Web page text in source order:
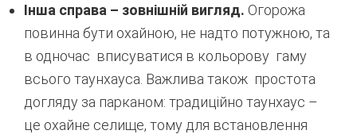
Інша справа – зовнішній вигляд. Огорожа
повинна бути охайною, не надто потужною, та
в одночас вписуватися в кольорову гаму
всього таунхауса. Важлива також простота
догляду за парканом: традиційно таунхаус –
це охайне селище, тому для встановлення